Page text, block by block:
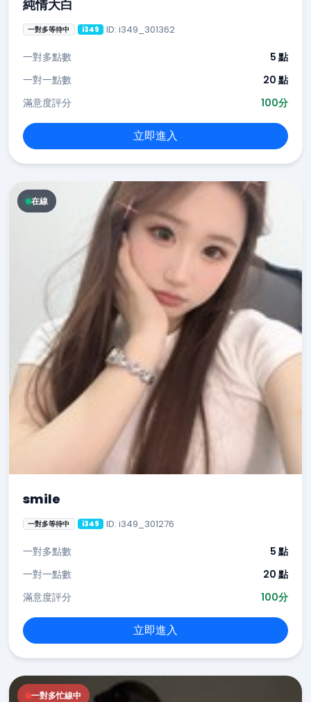
純情大白
一對多等待中 i349 ID: i349_301362
一對多點數
5 點
一對一點數
20 點
滿意度評分
100分
立即進入
在線
smile
一對多等待中 i349 ID: i349_301276
一對多點數
5 點
一對一點數
20 點
滿意度評分
100分
立即進入
一對多忙線中